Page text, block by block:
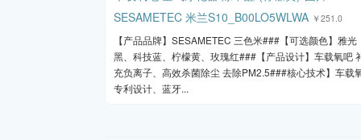
SESAMETEC 米兰S10_B00LO5WLWA ￥251.0
【产品品牌】SESAMETEC 三色米###【可选颜色】雅光
黑、科技蓝、柠檬黄、玫瑰红###【产品设计】车载氧吧
充负离子、高效杀菌除尘 去除PM2.5###核心技术】车载
专利设计、蓝牙...